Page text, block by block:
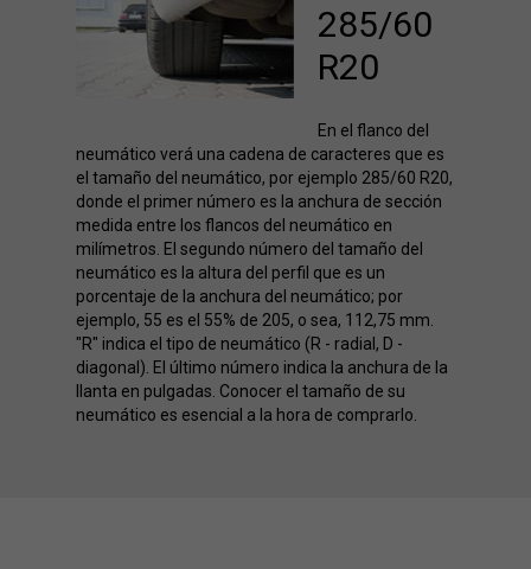
285/60
R20
En el flanco del
neumático verá una cadena de caracteres que es
el tamaño del neumático, por ejemplo 285/60 R20,
donde el primer número es la anchura de sección
medida entre los flancos del neumático en
milímetros. El segundo número del tamaño del
neumático es la altura del perfil que es un
porcentaje de la anchura del neumático; por
ejemplo, 55 es el 55% de 205, o sea, 112,75 mm.
"R" indica el tipo de neumático (R - radial, D -
diagonal). El último número indica la anchura de la
llanta en pulgadas. Conocer el tamaño de su
neumático es esencial a la hora de comprarlo.